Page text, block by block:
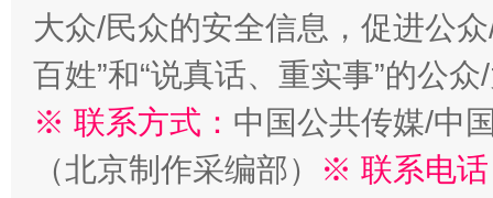
千年窑火 生生不息 一
大众/民众的安全信息，促进公
百姓”和“说真话、重实事”的公
※ 联系方式： 中国公共传媒/中
（北京制作采编部）
※ 联系电